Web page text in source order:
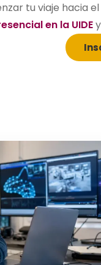
tu viaje hacia
en la UIDE